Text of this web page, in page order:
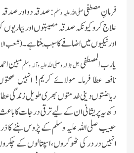
فرمانِ مصطفیصلی اللہ علیہ وسلم: صدقہ دو اور
علاج کرو کیونکہ صدقہ مصیبتوں اور بیماریوں
اور نیکیوں میں اضافے کا سبب بنتا ہے۔(شعب
یارب المصطفیجل جلالہ و صلی اللہ علیہ وآلہ وسلممبین
نافعہ عطا فرما۔ مولائے کریم! انہیں
ریاضتوں دینی خدمتوں بھری طویل زندگی عطا
دکھ یہ پریشانی ان کے لیے ترقی درجات کا
حبیب صلی اللہ علیہ وسلم کے پڑوس بننے کا
انہیں در در کی ٹھوکروں، اسپتالوں کے